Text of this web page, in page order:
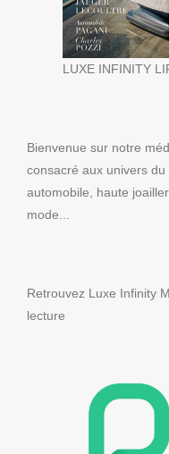
LUXE INFINITY
Bienvenue sur notre
consacré aux univers
automobile, haute
mode...
Retrouvez Luxe Infinity
lecture